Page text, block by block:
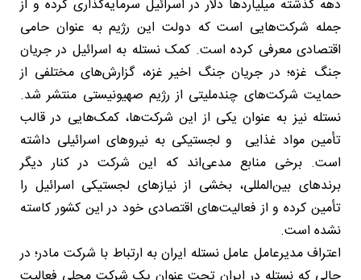
دهه گذشته میلیاردها دلار در اسرائیل سرمایه‌گذاری کرده و از
جمله شرکت‌هایی است که دولت این رژیم به عنوان حامی
اقتصادی معرفی کرده است. کمک نستله به اسرائیل در جریان
جنگ غزه؛ در جریان جنگ اخیر غزه، گزارش‌های مختلفی از
حمایت شرکت‌های چندملیتی از رژیم صهیونیستی منتشر شد.
نستله نیز به عنوان یکی از این شرکت‌ها، کمک‌هایی در قالب
تأمین مواد غذایی و لجستیکی به نیروهای اسرائیلی داشته
است. برخی منابع مدعی‌اند که این شرکت در کنار دیگر
برندهای بین‌المللی، بخشی از نیازهای لجستیکی اسرائیل را
تأمین کرده و از فعالیت‌های اقتصادی خود در این کشور کاسته
نشده است.
اعتراف مدیرعامل عامل نستله ایران به ارتباط با شرکت مادر؛ در